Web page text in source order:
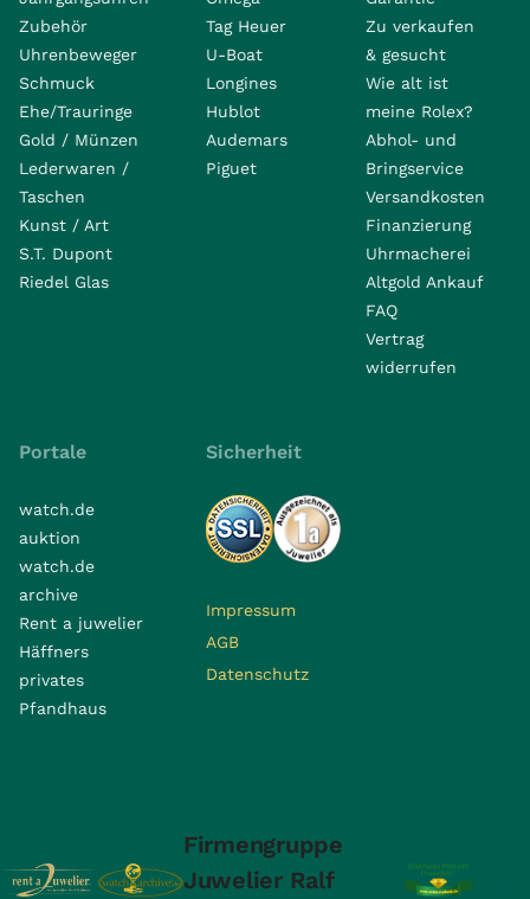
Zubehör
Uhrenbeweger
Schmuck
Ehe/Trauringe
Gold / Münzen
Lederwaren /
Taschen
Kunst / Art
S.T. Dupont
Riedel Glas
Tag Heuer
U-Boat
Longines
Hublot
Audemars
Piguet
Zu verkaufen
& gesucht
Wie alt ist
meine Rolex?
Abhol- und
Bringservice
Versandkosten
Finanzierung
Uhrmacherei
Altgold Ankauf
FAQ
Vertrag
widerrufen
Portale
watch.de
auktion
watch.de
archive
Rent a juwelier
Häffners
privates
Pfandhaus
Sicherheit
Impressum
AGB
Datenschutz
Firmengruppe
Juwelier Ralf